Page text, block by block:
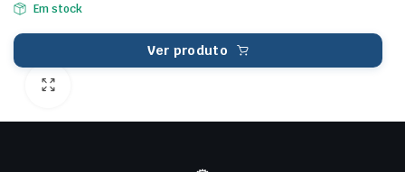
Em stock
Ver produto